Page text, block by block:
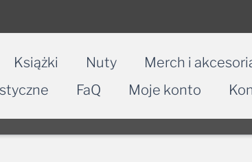
Książki Nuty Merch i
FaQ Moje konto